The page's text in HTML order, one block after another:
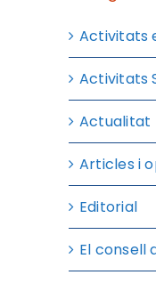
Activitats
Activitats
Actualitat
Articles i
Editorial
El consell